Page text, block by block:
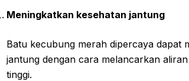
Meningkatkan kesehatan jantung
Batu kecubung merah dipercaya dapat
jantung dengan cara melancarkan
tinggi.